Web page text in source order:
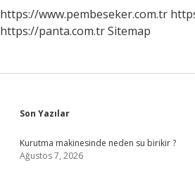
https://www.pembeseker.com.tr
https://panta.com.trSitemap
Sidebar
Son Yazılar
Kurutma makinesinde neden su birikir ?
Ağustos 7, 2026